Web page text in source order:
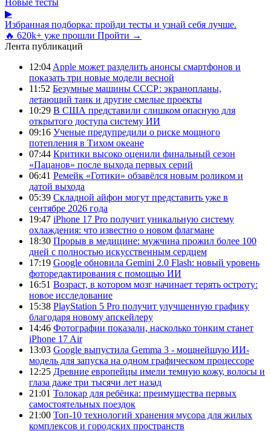
▶
Избранная подборка: пройди тесты и узнай себя лучше.
🔥 620k+ уже прошли Пройти →
Лента публикаций
12:04 Apple может разделить анонсы смартфонов и
показать три новые модели весной
11:52 Безумные машины СССР: экранопланы,
летающий танк и другие смелые проекты
10:29 В США представили слишком опасную для
открытого доступа систему ИИ
09:16 Ученые предупредили о риске мощного
потепления в Тихом океане
07:44 Критики высоко оценили финальный сезон
«Пацанов» после выхода первых серий
06:41 Ремейк «Готики» обзавёлся новым роликом и
датой выхода
05:39 Складной айфон могут представить уже в
сентябре 2026 года
19:47 iPhone 17 Pro получит уникальную систему
охлаждения: что известно о новом флагмане
18:30 Прорыв в медицине: мужчина прожил более 100
дней с полностью искусственным сердцем
17:19 Google обновила Gemini 2.0 Flash: новый уровень
фоторедактирования с помощью ИИ
16:51 Возраст, в котором мозг начинает терять остроту:
новое исследование
15:38 PlayStation 5 Pro получит улучшенную графику
благодаря новому апскейлеру
14:46 Фотографии показали, насколько тонким станет
iPhone 17 Air
13:03 Google выпустила Gemma 3 - мощнейшую ИИ-
модель для запуска на одном графическом процессоре
12:25 Древние европейцы имели темную кожу, волосы и
глаза даже три тысячи лет назад
21:01 Толокар для ребёнка: преимущества первых
самостоятельных поездок
21:00 Топ-10 технологий хранения мусора для жилых
комплексов и городских пространств